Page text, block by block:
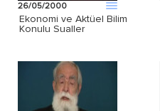
26/05/2000
Ekonomi ve Aktüel Bilim
Konulu Sualler